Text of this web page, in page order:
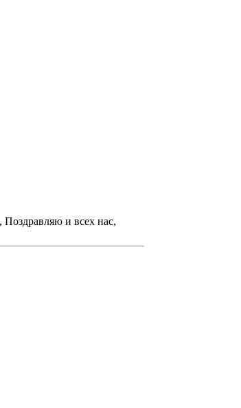
Поздравляю и всех нас,